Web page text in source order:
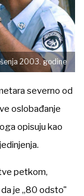
2003. godine
severno od
oslobađanje
opisuju kao
petkom,
je „80 odsto"